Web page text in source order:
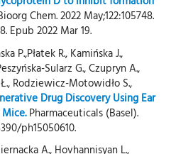
Chem. 2022 May;122:105748.
Epub 2022 Mar 19.
P.,Płatek R., Kamińska J.,
Sularz G., Czupryn A.,
Rodziewicz-Motowidło S.,
Drug Discovery Using Ear
Pharmaceuticals (Basel).
ph15050610.
A., Hovhannisyan L.,